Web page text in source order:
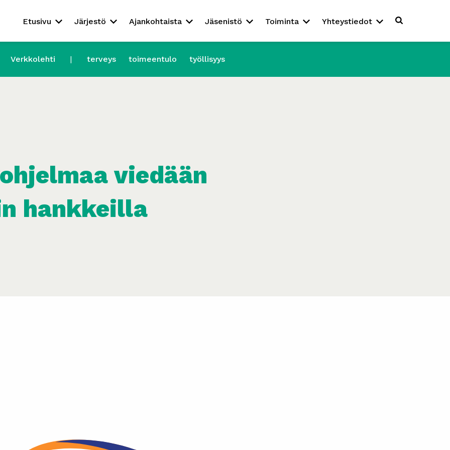
Etusivu Järjestö Ajankohtaista Jäsenistö Toiminta Yhteystiedot
Verkkolehti terveys toimeentulo työllisyys
viedään
hankkeilla